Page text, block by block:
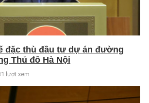
đặc thù đầu tư dự án đường
Thủ đô Hà Nội
lượt xem